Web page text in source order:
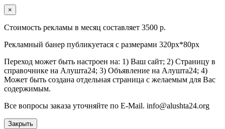
×
Стоимость рекламы в месяц составляет 3500 р.
Рекламный банер публикуетася с размерами 320px*80px
Переход может быть настроен на: 1) Ваш сайт; 2) Страницу в
справочнике на Алушта24; 3) Объявление на Алушта24; 4)
Может быть создана отдельная страница с желаемым для Вас
содержимым.
Все вопросы заказа уточняйте по E-Mail. info@alushta24.org
Закрыть